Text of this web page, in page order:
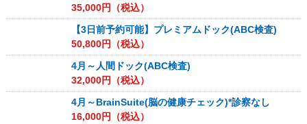
35,000円（税込）
【3日前予約可能】プレミアムドック(ABC検査)
50,800円（税込）
4月～人間ドック(ABC検査)
32,000円（税込）
4月～BrainSuite(脳の健康チェック)*診察なし
16,000円（税込）